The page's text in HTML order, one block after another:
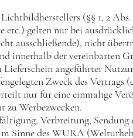
(§§ 1, 2
gelten nur bei
ausschließende), nicht
innerhalb der vereinbarten
angeführter
Zweck des Vertrags
nur für eine einmalige
zu Werbezwecken.
Verbreitung,
Sinne des WURA